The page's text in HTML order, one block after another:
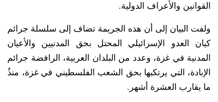
القوانين والأعراف الدولية.
ولفت البيان إلى أن هذه الجريمة تضاف إلى سلسلة جرائم
كيان العدو الإسرائيلي المحتل بحق المدنيين والأعيان
المدنية في غزة، وعدد من البلدان العربية، الرافضة جرائم
الإبادة، التي يرتكبها بحق الشعب الفلسطيني في غزة، منذُ
ما يقارب العشرة أشهر.